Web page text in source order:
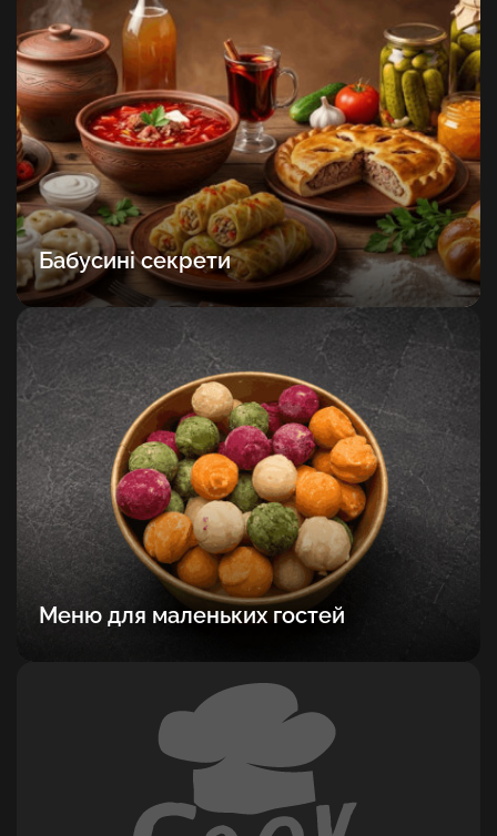
Бабусині секрети
Меню для маленьких гостей